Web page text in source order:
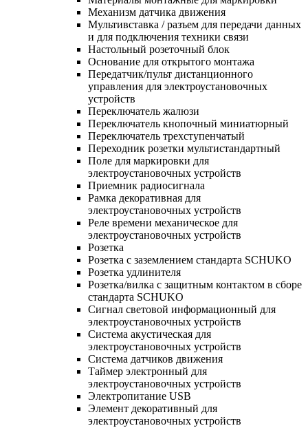
Механизм датчика движения
Мультивставка / разъем для передачи данных
и для подключения техники связи
Настольный розеточный блок
Основание для открытого монтажа
Передатчик/пульт дистанционного
управления для электроустановочных
устройств
Переключатель жалюзи
Переключатель кнопочный миниатюрный
Переключатель трехступенчатый
Переходник розетки мультистандартный
Поле для маркировки для
электроустановочных устройств
Приемник радиосигнала
Рамка декоративная для
электроустановочных устройств
Реле времени механическое для
электроустановочных устройств
Розетка
Розетка с заземлением стандарта SCHUKO
Розетка удлинителя
Розетка/вилка с защитным контактом в сборе
стандарта SCHUKO
Сигнал световой информационный для
электроустановочных устройств
Система акустическая для
электроустановочных устройств
Система датчиков движения
Таймер электронный для
электроустановочных устройств
Электропитание USB
Элемент декоративный для
электроустановочных устройств